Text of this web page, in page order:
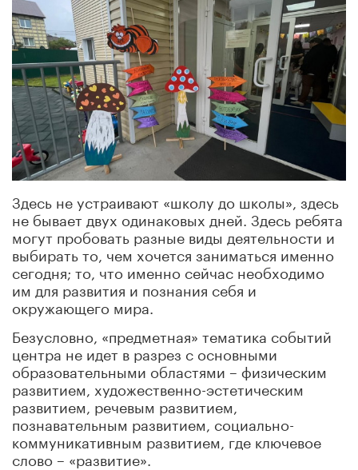
Здесь не устраивают «школу до школы», здесь
не бывает двух одинаковых дней. Здесь ребята
могут пробовать разные виды деятельности и
выбирать то, чем хочется заниматься именно
сегодня; то, что именно сейчас необходимо
им для развития и познания себя и
окружающего мира.
Безусловно, «предметная» тематика событий
центра не идет в разрез с основными
образовательными областями – физическим
развитием, художественно-эстетическим
развитием, речевым развитием,
познавательным развитием, социально-
коммуникативным развитием, где ключевое
слово – «развитие».